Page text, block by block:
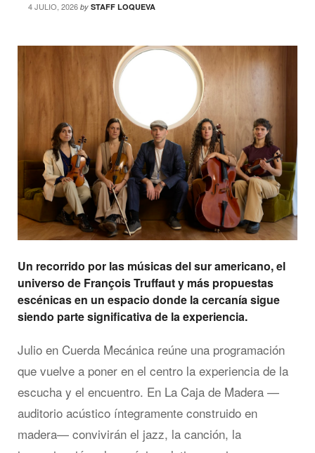
4 JULIO, 2026 by STAFF LOQUEVA
Un recorrido por las músicas del sur americano, el
universo de François Truffaut y más propuestas
escénicas en un espacio donde la cercanía sigue
siendo parte significativa de la experiencia.
Julio en Cuerda Mecánica reúne una programación
que vuelve a poner en el centro la experiencia de la
escucha y el encuentro. En La Caja de Madera —
auditorio acústico íntegramente construido en
madera— convivirán el jazz, la canción, la